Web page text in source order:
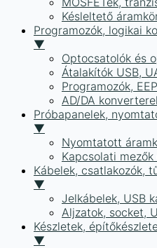
Késleltető
Programozók, logikai
▼
Optocsatolók és
Átalakítók USB,
Programozók,
AD/DA
Próbapanelek,
▼
Nyomtatott
Kapcsolati
Kábelek, csatlakozók,
▼
Jelkábelek, USB
Aljzatok, socket,
Készletek,
▼